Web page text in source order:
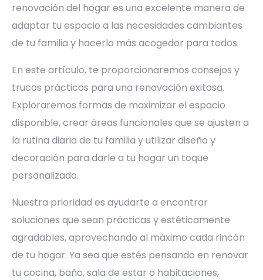
renovación del hogar es una excelente manera de
adaptar tu espacio a las necesidades cambiantes
de tu familia y hacerlo más acogedor para todos.
En este artículo, te proporcionaremos consejos y
trucos prácticos para una renovación exitosa.
Exploraremos formas de maximizar el espacio
disponible, crear áreas funcionales que se ajusten a
la rutina diaria de tu familia y utilizar diseño y
decoración para darle a tu hogar un toque
personalizado.
Nuestra prioridad es ayudarte a encontrar
soluciones que sean prácticas y estéticamente
agradables, aprovechando al máximo cada rincón
de tu hogar. Ya sea que estés pensando en renovar
tu cocina, baño, sala de estar o habitaciones,